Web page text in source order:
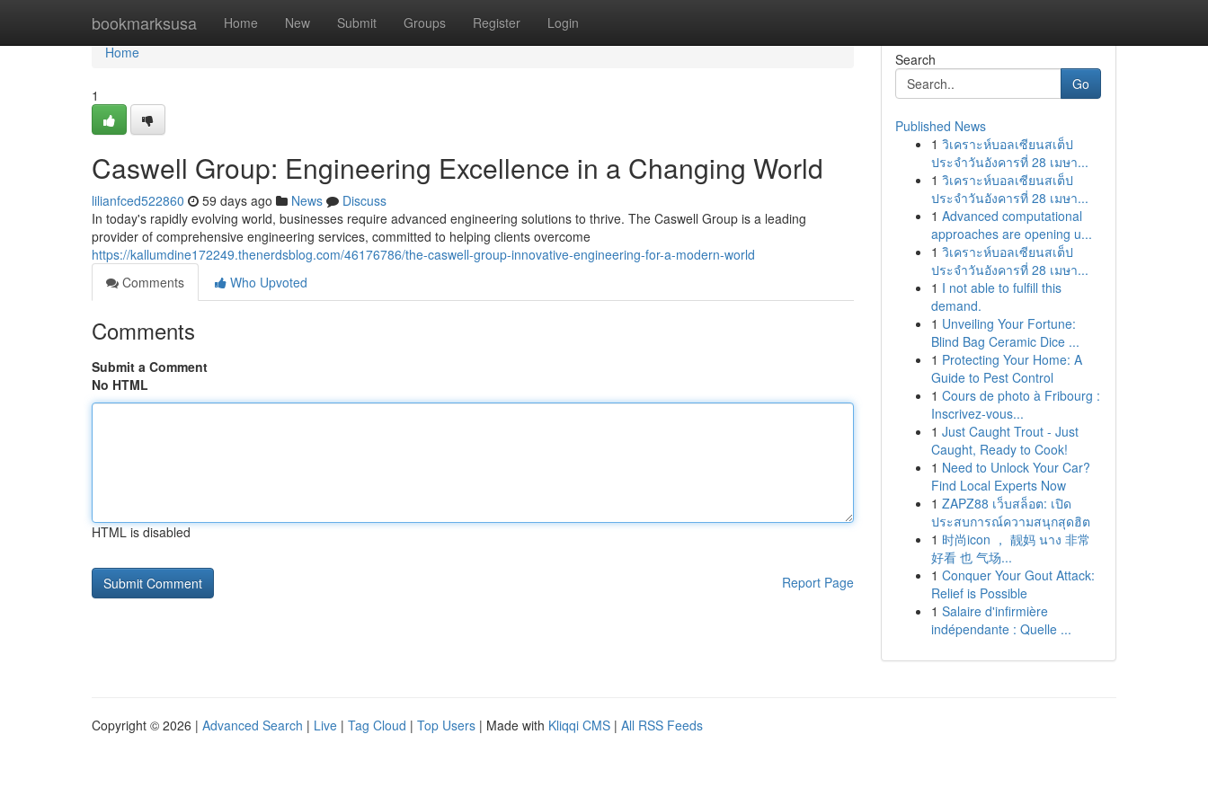
bookmarksusa Home New Submit Groups Register Login
Home
Home
1
Caswell Group: Engineering Excellence in a Changing World
lilianfced522860 59 days ago News
Discuss
In today's rapidly evolving world, businesses require advanced engineering solutions to thrive. The Caswell Group is a leading
provider of comprehensive engineering services, committed to helping clients overcome
https://kallumdine172249.thenerdsblog.com/46176786/the-caswell-group-innovative-engineering-for-a-modern-world
Comments
Who Upvoted
Comments
Submit a Comment
No HTML
HTML is disabled
Report Page
Search
Go
Published News
1 วิเคราะห์บอลเซียนสเต็ป
ประจำวันอังคารที่ 28 เมษา...
1 วิเคราะห์บอลเซียนสเต็ป
ประจำวันอังคารที่ 28 เมษา...
1 Advanced computational
approaches are opening u...
1 วิเคราะห์บอลเซียนสเต็ป
ประจำวันอังคารที่ 28 เมษา...
1 I not able to fulfill this
demand.
1 Unveiling Your Fortune:
Blind Bag Ceramic Dice ...
1 Protecting Your Home: A
Guide to Pest Control
1 Cours de photo à Fribourg :
Inscrivez-vous...
1 Just Caught Trout - Just
Caught, Ready to Cook!
1 Need to Unlock Your Car?
Find Local Experts Now
1 ZAPZ88 เว็บสล็อต: เปิด
ประสบการณ์ความสนุกสุดฮิต
1 时尚icon ， 靓妈 นาง 非常
好看 也 气场...
1 Conquer Your Gout Attack:
Relief is Possible
1 Salaire d'infirmière
indépendante : Quelle ...
Copyright © 2026 | Advanced Search | Live | Tag Cloud | Top Users | Made with Kliqqi CMS | All RSS Feeds